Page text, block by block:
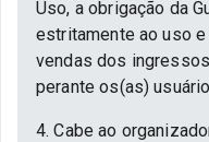
Uso, a obrigação da
estritamente ao uso
vendas dos
perante os(as)
4. Cabe ao